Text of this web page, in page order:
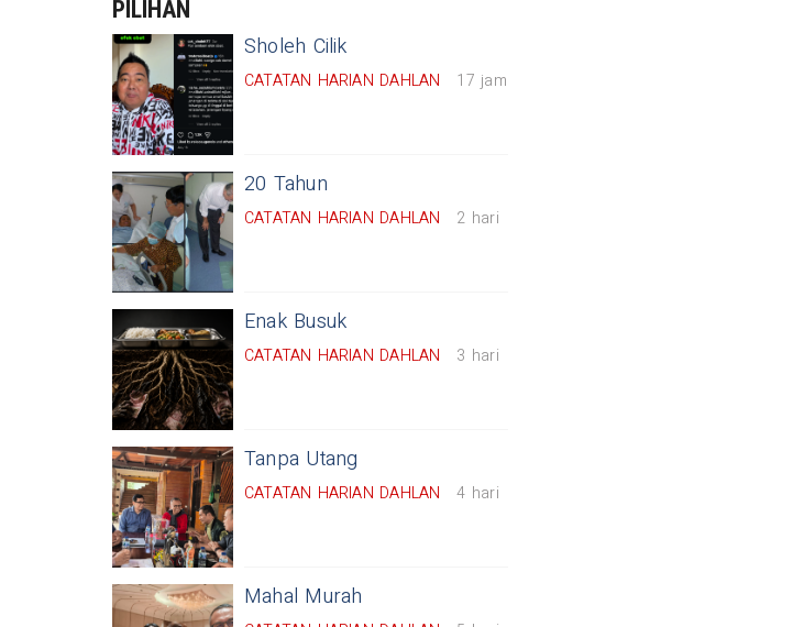
PILIHAN
Sholeh Cilik
CATATAN HARIAN DAHLAN 17 jam
20 Tahun
CATATAN HARIAN DAHLAN 2 hari
Enak Busuk
CATATAN HARIAN DAHLAN 3 hari
Tanpa Utang
CATATAN HARIAN DAHLAN 4 hari
Mahal Murah